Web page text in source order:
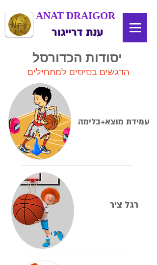
ANAT DRAIGOR
ענת דרייגור
יסודות הכדורסל
הדגשים בסיסים למתחילים
עמידת מוצא+בלימה
רגל ציר